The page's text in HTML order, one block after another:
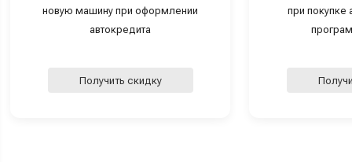
новую машину при оформлении
автокредита
Получить скидку
при покупке